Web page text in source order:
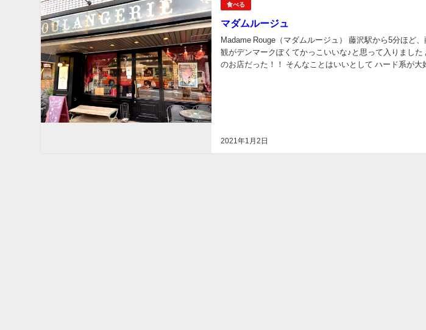
食べる
マダムルージュ
2021年1月2日
Madame Rouge（マダムルージュ） 藤沢駅から5分ほど
観がデンマークぽくてかっこいいな♪と思って入りまし
のお店だった！！ そんなことはいいとして ハード系が大